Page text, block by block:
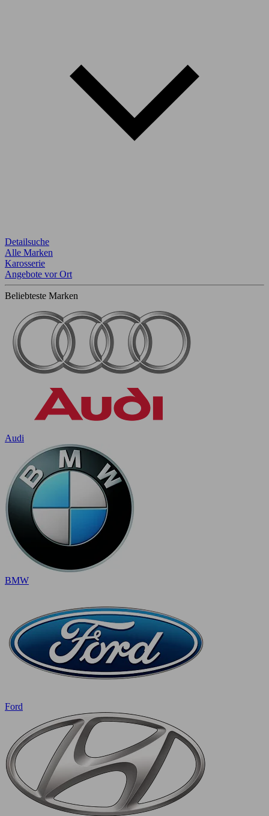
Detailsuche
Alle Marken
Karosserie
Angebote vor Ort
Beliebteste Marken
Audi
BMW
Ford